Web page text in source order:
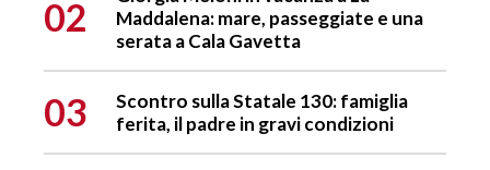
02
Maddalena: mare, passeggiate e una
serata a Cala Gavetta
03
Scontro sulla Statale 130: famiglia
ferita, il padre in gravi condizioni